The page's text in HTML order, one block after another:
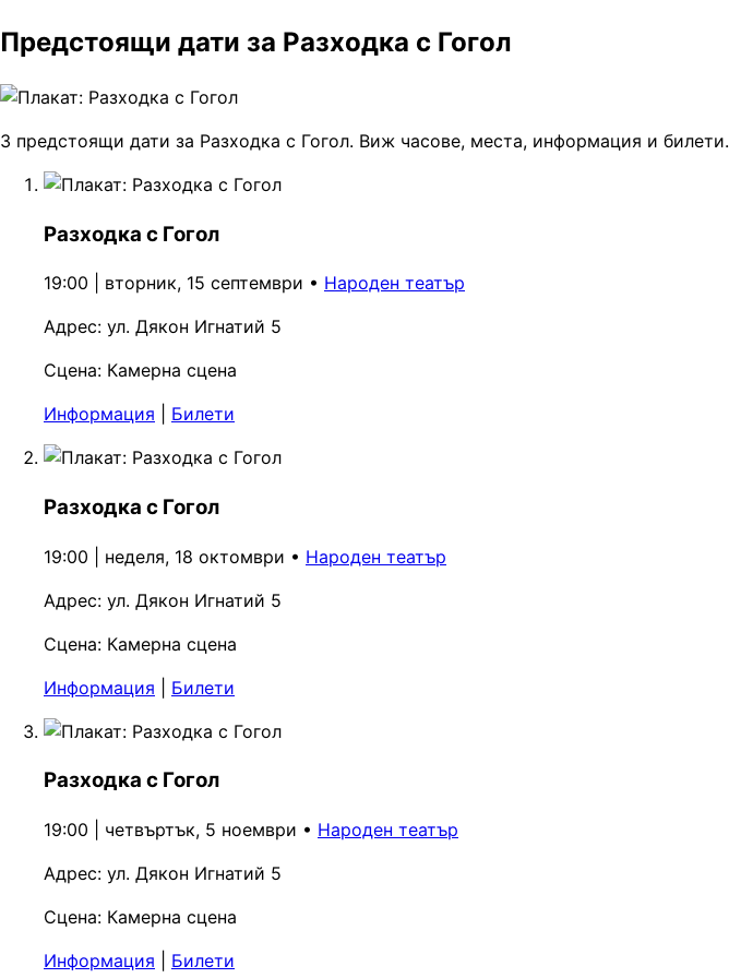
Предстоящи дати за Разходка с Гогол
3 предстоящи дати за Разходка с Гогол. Виж часове, места, информация и билети.
Разходка с Гогол
19:00 | вторник, 15 септември • Народен театър
Адрес: ул. Дякон Игнатий 5
Сцена: Камерна сцена
Информация
Билети
Разходка с Гогол
19:00 | неделя, 18 октомври • Народен театър
Адрес: ул. Дякон Игнатий 5
Сцена: Камерна сцена
Информация
Билети
Разходка с Гогол
19:00 | четвъртък, 5 ноември • Народен театър
Адрес: ул. Дякон Игнатий 5
Сцена: Камерна сцена
Информация
Билети